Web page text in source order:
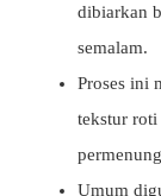
dibiarkan
semalam.
Proses ini
tekstur
Umum